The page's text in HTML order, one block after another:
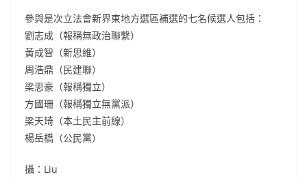
參與是次立法會新界東地方選區補選的七名候選人包括：
劉志成（報稱無政治聯繫）
黃成智（新思維）
周浩鼎（民建聯）
梁思豪（報稱獨立）
方國珊（報稱獨立無黨派）
梁天琦（本土民主前線）
楊岳橋（公民黨）
攝：Liu